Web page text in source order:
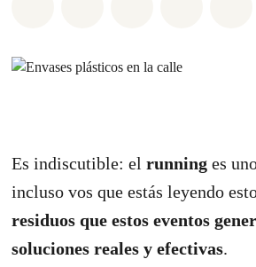
Es indiscutible: el running es
incluso vos que estás leyendo
residuos que estos eventos
soluciones reales y efectivas.